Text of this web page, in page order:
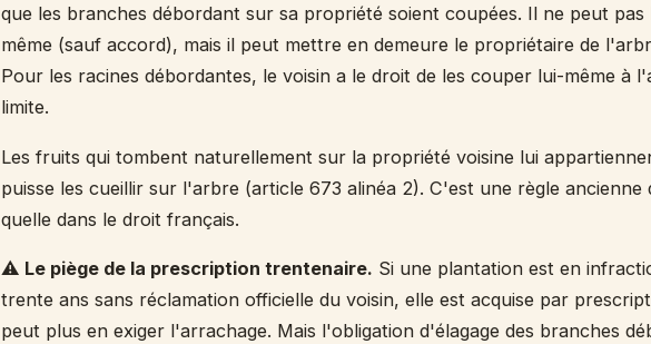
que les branches débordant sur sa propriété soient coupées. Il ne peut
même (sauf accord), mais il peut mettre en demeure le propriétaire de
Pour les racines débordantes, le voisin a le droit de les couper lui-même à
limite.
Les fruits qui tombent naturellement sur la propriété voisine lui
puisse les cueillir sur l'arbre (article 673 alinéa 2). C'est une règle ancienne
quelle dans le droit français.
⚠️ Le piège de la prescription trentenaire. Si une plantation est en
trente ans sans réclamation officielle du voisin, elle est acquise par
peut plus en exiger l'arrachage. Mais l'obligation d'élagage des branches